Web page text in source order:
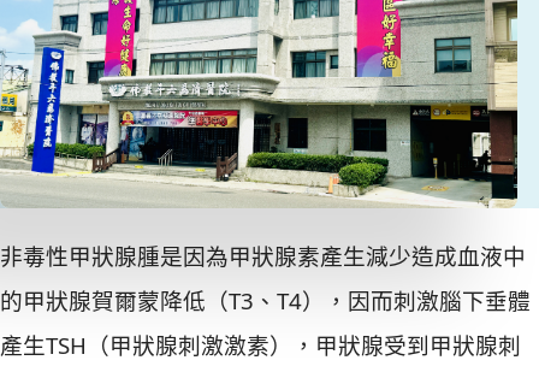
非毒性甲狀腺腫是因為甲狀腺素產生減少造成血液中
的甲狀腺賀爾蒙降低（T3、T4），因而刺激腦下垂體
產生TSH（甲狀腺刺激激素），甲狀腺受到甲狀腺刺